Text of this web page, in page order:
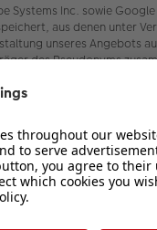
Systems Inc. sowie
aus denen unter
unseres
des Pseudonyms